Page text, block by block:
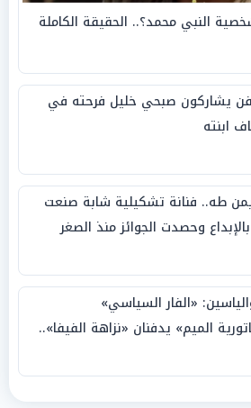
النبي محمد؟.. الحقيقة الكاملة
يشاركون صبحي خليل فرحته في
ابنته
طه.. فنانة تشكيلية شابة صنعت
وحصدت الجوائز منذ الصغر
«الفار السياسي»
الميم» يدفنان «نزاهة الفيفا»..